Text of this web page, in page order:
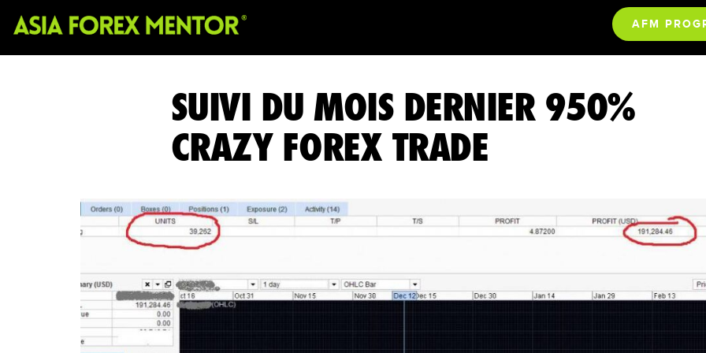
AFM
SUIVI DU MOIS DERNIER 950%
CRAZY FOREX TRADE